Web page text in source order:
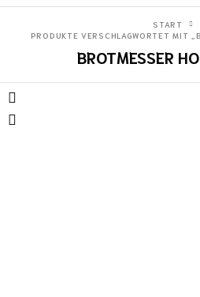
BROTMESSER
START
PRODUKTE VERSCHLAGWORTET MIT